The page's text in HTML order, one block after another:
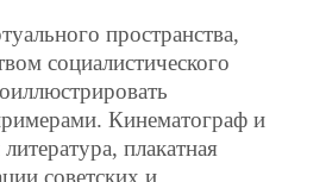
пространства,
социалистического
Кинематограф и
плакатная
советских и